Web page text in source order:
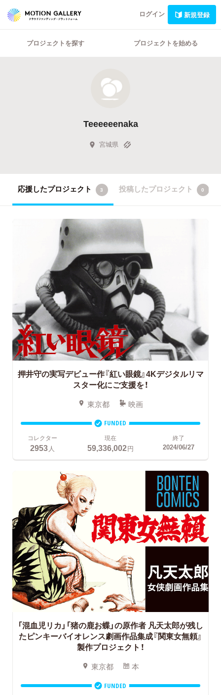
ログイン 新規登録
プロジェクトを探す プロジェクトを始める
Teeeeeenaka
宮城県
応援したプロジェクト 3 投稿したプロジェクト 0
押井守の実写デビュー作『紅い眼鏡』4Kデジタルリマ
スター化にご支援を！
東京都 映画
FUNDED
コレクター
2953 人
現在
59,336,002円
終了
2024/06/27
「混血児リカ」「猪の鹿お蝶」の原作者 凡天太郎が残し
たピンキーバイオレンス劇画作品集成『関東女無頼』
製作プロジェクト！
東京都 本
FUNDED